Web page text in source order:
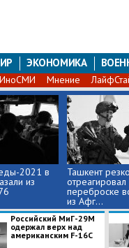
ЭКОНОМИКА
ИноСМИ Мнение
2021 в
из
Ташкент
переброске
из Афг...
Российский МиГ-29М
одержал верх над
американским F-16C